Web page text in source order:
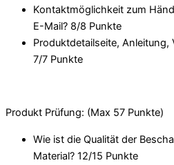
Kontaktmöglichkeit zum
E-Mail? 8/8 Punkte
Produktdetailseite, Anleitung,
7/7 Punkte
Produkt Prüfung: (Max 57 Punkte)
Wie ist die Qualität der
Material? 12/15 Punkte